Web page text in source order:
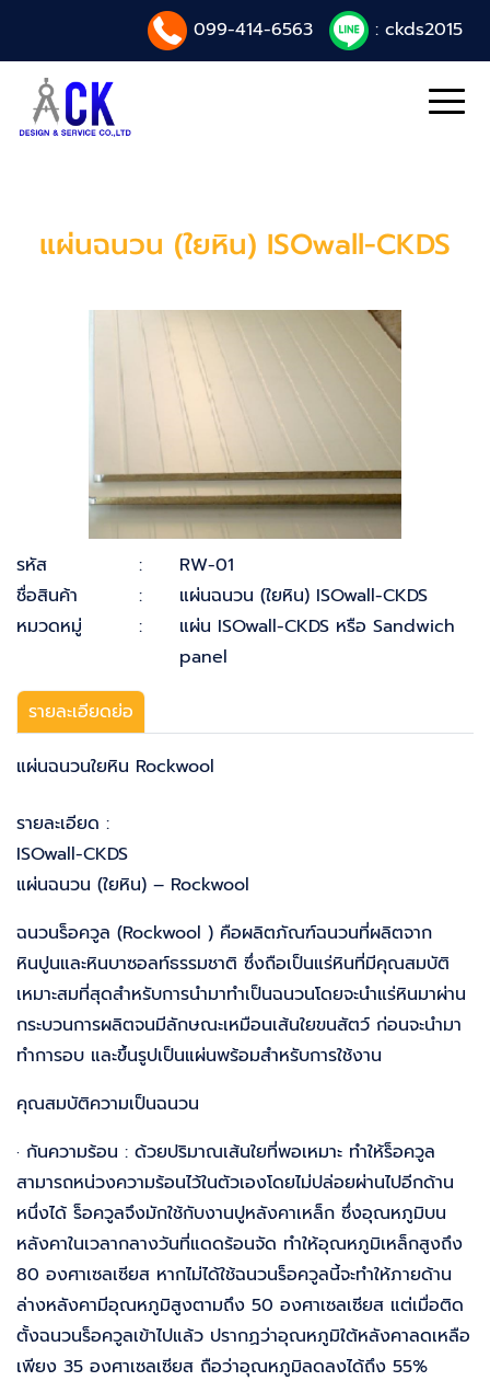
099-414-6563 : ckds2015
แผ่นฉนวน (ใยหิน) ISOwall-CKDS
รหัส :
RW-01
ชื่อสินค้า
:
แผ่นฉนวน (ใยหิน) ISOwall-CKDS
หมวดหมู่
:
แผ่น ISOwall-CKDS หรือ Sandwich
panel
รายละเอียดย่อ
แผ่นฉนวนใยหิน Rockwool
รายละเอียด :
ISOwall-CKDS
แผ่นฉนวน (ใยหิน) – Rockwool
ฉนวนร็อควูล (Rockwool ) คือผลิตภัณฑ์ฉนวนที่ผลิตจาก
หินปูนและหินบาซอลท์ธรรมชาติ ซึ่งถือเป็นแร่หินที่มีคุณสมบัติ
เหมาะสมที่สุดสำหรับการนำมาทำเป็นฉนวนโดยจะนำแร่หินมาผ่าน
กระบวนการผลิตจนมีลักษณะเหมือนเส้นใยขนสัตว์ ก่อนจะนำมา
ทำการอบ และขึ้นรูปเป็นแผ่นพร้อมสำหรับการใช้งาน
คุณสมบัติความเป็นฉนวน
· กันความร้อน : ด้วยปริมาณเส้นใยที่พอเหมาะ ทำให้ร็อควูล
สามารถหน่วงความร้อนไว้ในตัวเองโดยไม่ปล่อยผ่านไปอีกด้าน
หนึ่งได้ ร็อควูลจึงมักใช้กับงานปูหลังคาเหล็ก ซึ่งอุณหภูมิบน
หลังคาในเวลากลางวันที่แดดร้อนจัด ทำให้อุณหภูมิเหล็กสูงถึง
80 องศาเซลเซียส หากไม่ได้ใช้ฉนวนร็อควูลนี้จะทำให้ภายด้าน
ล่างหลังคามีอุณหภูมิสูงตามถึง 50 องศาเซลเซียส แต่เมื่อติด
ตั้งฉนวนร็อควูลเข้าไปแล้ว ปรากฏว่าอุณหภูมิใต้หลังคาลดเหลือ
เพียง 35 องศาเซลเซียส ถือว่าอุณหภูมิลดลงได้ถึง 55%